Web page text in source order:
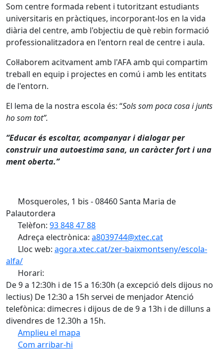
Som centre formada rebent i tutoritzant estudiants
universitaris en pràctiques, incorporant-los en la vida
diària del centre, amb l'objectiu de què rebin formació
professionalitzadora en l'entorn real de centre i aula.
Col·laborem acitvament amb l'AFA amb qui compartim
treball en equip i projectes en comú i amb les entitats
de l'entorn.
El lema de la nostra escola és: “Sols som poca cosa i junts
ho som tot”.
“Educar és escoltar, acompanyar i dialogar per
construir una autoestima sana, un caràcter fort i una
ment oberta.”
Mosqueroles, 1 bis - 08460 Santa Maria de
Palautordera
Telèfon: 93 848 47 88
Adreça electrònica: a8039744@xtec.cat
Lloc web: agora.xtec.cat/zer-baixmontseny/escola-
alfa/
Horari:
De 9 a 12:30h i de 15 a 16:30h (a excepció dels dijous no
lectius) De 12:30 a 15h servei de menjador Atenció
telefònica: dimecres i dijous de de 9 a 13h i de dilluns a
divendres de 12.30h a 15h.
Amplieu el mapa
Com arribar-hi